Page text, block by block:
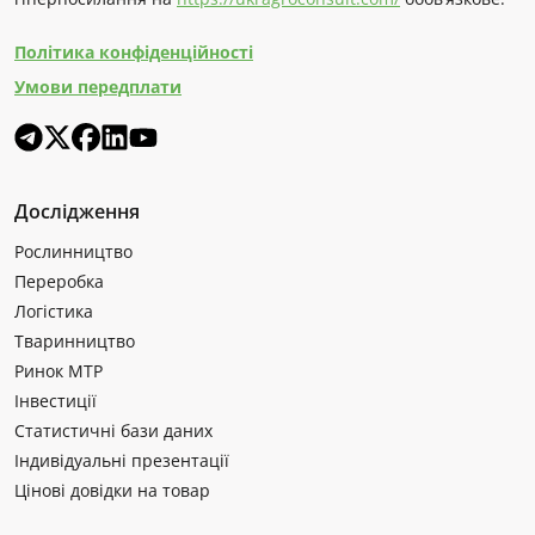
Політика конфіденційності
Умови передплати
Дослідження
Рослинництво
Переробка
Логістика
Тваринництво
Ринок МТР
Інвестиції
Статистичні бази даних
Індивідуальні презентації
Цінові довідки на товар